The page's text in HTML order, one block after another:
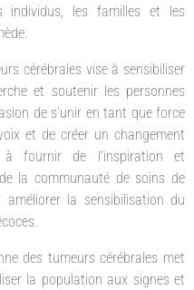
les familles et les
cérébrales vise à sensibiliser
et soutenir les personnes
de s’unir en tant que force
et de créer un changement
fournir de l’inspiration et
la communauté de soins de
la sensibilisation du
des tumeurs cérébrales met
la population aux signes et